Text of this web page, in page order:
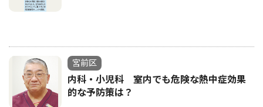
宮前区
内科・小児科 室内でも危険な熱中症効果
的な予防策は？